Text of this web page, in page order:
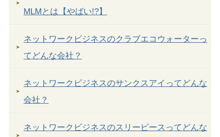
MLMとは【やばい!?】
ネットワークビジネスのクラブエコウォーターっ
てどんな会社？
ネットワークビジネスのサンクスアイってどんな
会社？
ネットワークビジネスのスリーピースってどんな